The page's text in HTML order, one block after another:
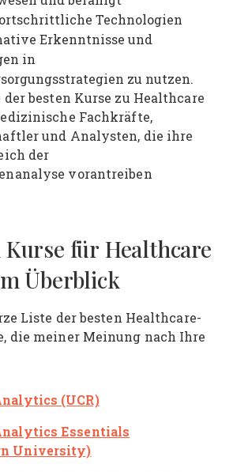
Technologien
Erkenntnisse und
in
zu nutzen.
besten Kurse zu Healthcare
Fachkräfte,
und Analysten, die ihre
der
vorantreiben
Kurse für Healthcare
Überblick
Liste der besten Healthcare-
die meiner Meinung nach Ihre
(UCR)
Essentials
University)